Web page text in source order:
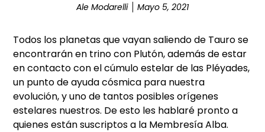
Ale Modarelli Mayo 5, 2021
Todos los planetas que vayan saliendo de Tauro se
encontrarán en trino con Plutón, además de estar
en contacto con el cúmulo estelar de las Pléyades,
un punto de ayuda cósmica para nuestra
evolución, y uno de tantos posibles orígenes
estelares nuestros. De esto les hablaré pronto a
quienes están suscriptos a la Membresía Alba.